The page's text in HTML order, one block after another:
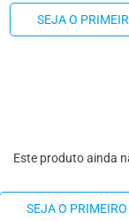
SEJA O
Este produto ainda
SEJA O